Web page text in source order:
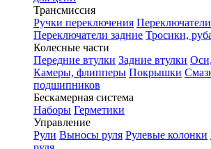
Трансмиссия
Ручки переключения
Переключатели задние Тросики,
Колесные части
Передние втулки Задние втулки
Камеры, флипперы Покрышки
подшипников
Бескамерная система
Наборы Герметики
Управление
Рули Выносы руля Рулевые колонки